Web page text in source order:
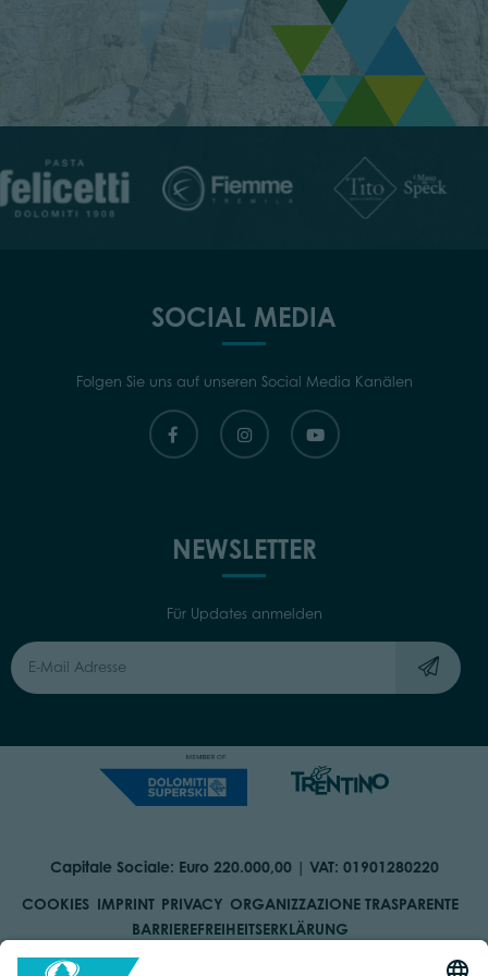
SOCIAL MEDIA
Folgen Sie uns auf unseren Social Media Kanälen
NEWSLETTER
Für Updates anmelden
Capitale Sociale: Euro 220.000,00 | VAT: 01901280220
COOKIES IMPRINT PRIVACY ORGANIZZAZIONE TRASPARENTE
BARRIEREFREIHEITSERKLÄRUNG